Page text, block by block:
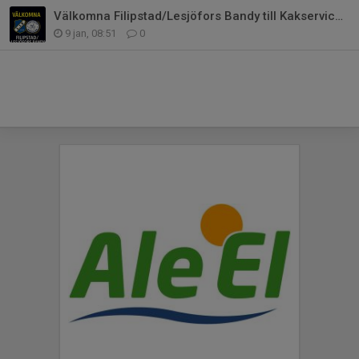
Välkomna Filipstad/Lesjöfors Bandy till Kakservice Cup 2026!
9 jan, 08:51 0